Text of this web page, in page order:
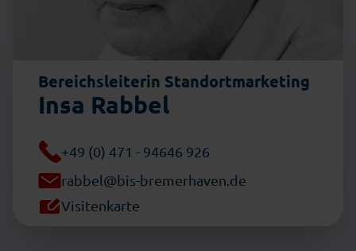
Bereichsleiterin Standortmarketing
Insa Rabbel
+49 (0) 471 - 94646 926
rabbel@bis-bremerhaven.de
Visitenkarte